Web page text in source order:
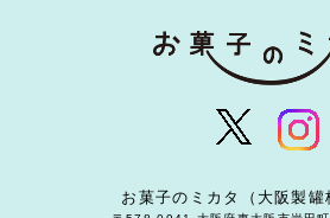
お菓子のミカタ（大阪製罐